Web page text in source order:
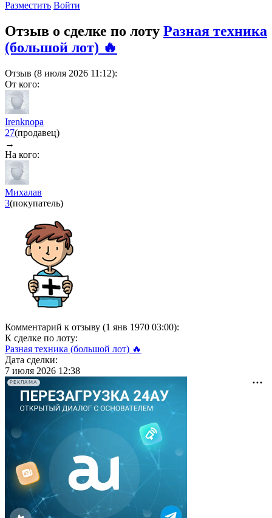
Разместить Войти
Отзыв о сделке по лоту Разная техника
(большой лот) 🔥
Отзыв (8 июля 2026 11:12):
От кого:
Irenknopa
27(продавец)
→
На кого:
Михалав
3(покупатель)
Комментарий к отзыву (1 янв 1970 03:00):
К сделке по лоту:
Разная техника (большой лот) 🔥
Дата сделки:
7 июля 2026 12:38
РЕКЛАМА